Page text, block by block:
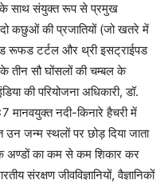
के साथ संयुक्त रूप से प्रमुख
कछुओं की प्रजातियों (जो खतरे में
रूफड टर्टल और थ्री इसट्राईपड
तीन सौ घोंसलों की चम्बल के
की परियोजना अधिकारी, डॉ.
मानवयुक्त नदी-किनारे हैचरी में
उन जन्म स्थलों पर छोड़ दिया जाता
अण्डों का कम से कम शिकार कर
संरक्षण जीवविज्ञानियों, वैज्ञानिकों